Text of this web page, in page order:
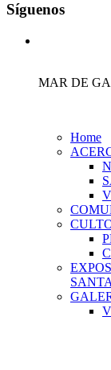
Síguenos
MAR DE
Home
SANTA